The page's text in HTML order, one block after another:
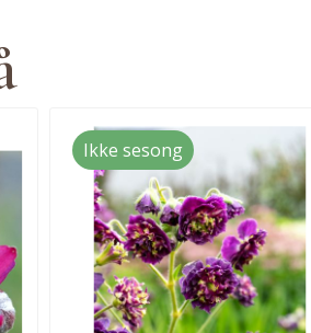
Ikke sesong